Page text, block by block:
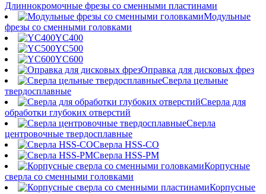
Длиннокромочные фрезы со сменными пластинами
Модульные
фрезы со сменными головками
YC400
YC500
YC600
Оправка для дисковых фрез
Сверла цельные
твердосплавные
Сверла для
обработки глубоких отверстий
Сверла
центровочные твердосплавные
Сверла HSS-CO
Сверла HSS-PM
Корпусные
сверла со сменными головками
Корпусные